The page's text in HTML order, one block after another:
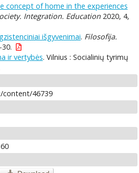
concept of home in the experiences
Integration. Education2020, 4,
išgyvenimai. Filosofija.
ir vertybės. Vilnius : Socialinių tyrimų
content/46739